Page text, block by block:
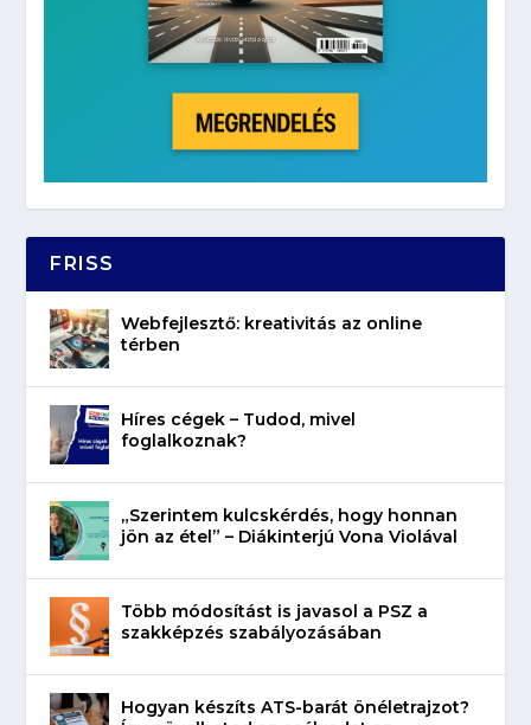
FRISS
Webfejlesztő: kreativitás az online
térben
Híres cégek – Tudod, mivel
foglalkoznak?
„Szerintem kulcskérdés, hogy honnan
jön az étel” – Diákinterjú Vona Violával
Több módosítást is javasol a PSZ a
szakképzés szabályozásában
Hogyan készíts ATS-barát önéletrajzot?